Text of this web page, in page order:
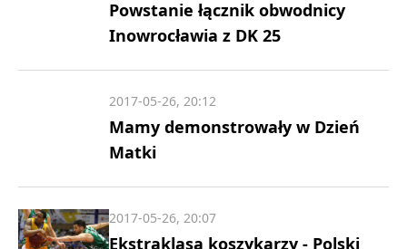
Powstanie łącznik obwodnicy
Inowrocławia z DK 25
Mamy demonstrowały w Dzień
Matki
2017-05-26, 20:12
Ekstraklasa koszykarzy - Polski
2017-05-26, 20:07